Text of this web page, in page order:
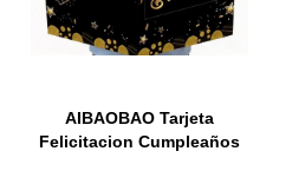
AIBAOBAO Tarjeta
Felicitacion Cumpleaños